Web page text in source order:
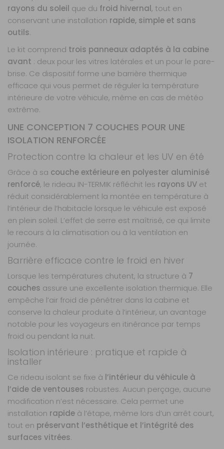
FORD TRANSIT
CUSTOM FORD
TOURNEO
Prix : 77,90 €TTC
Disponibilité :
Livraison à Domicile
DISPONIBLE EN LIVRAISON : EN STOCK
Retrait Magasin
DISPONIBLE IMMÉDIATEMENT
AJOUTER AU PANIER
Defender de
1983 à 2016
Référence :
Véhicule : LAND
DEFENDER
Année :-
Prix : 77,90 €
DISPONIBLE EN LIVRAISON : EN STOCK
Retrait Magasin
DISPONIBLE IMMÉDIATEMENT
DANS 1 MAGASIN(S)
AJOUTER AU PANIER
Ducato II
/Jumper de
1994 à 2006
750310
Véhicule :
DUCATO II
rayons du soleil que du froid hivernal, tout en
conservant une installation rapide, simple et sans
outils.
Le kit comprend trois panneaux adaptés à la cabine
avant : deux pour les vitres latérales et un pour le pare-
brise. Ce dispositif forme une barrière thermique
efficace qui vous permet de réguler la température
intérieure de votre véhicule, même en cas de météo
extrême.
UNE CONCEPTION 7 COUCHES POUR UNE
ISOLATION RENFORCÉE
Protection contre la chaleur et les UV en été
Grâce à sa couche extérieure en polyester aluminisé
renforcé, le rideau IN-TERMIK réfléchit les rayons UV et
réduit considérablement la montée en température à
l’intérieur de l’habitacle lorsque le véhicule est exposé
en plein soleil. L’effet de serre est maîtrisé, ce qui limite
le recours à la climatisation ou à la ventilation en
journée.
Barrière efficace contre le froid en hiver
Lorsque les températures chutent, la structure à 7
couches assure une excellente isolation thermique. Elle
empêche l’air froid de pénétrer dans la cabine et
conserve la chaleur produite à l’intérieur, un avantage
notable pour les voyageurs en itinérance par temps
froid ou pendant la nuit.
Isolation intérieure : pratique et rapide à
installer
Ce rideau isolant se fixe à l’intérieur du véhicule à
l’aide de ventouses robustes. Aucun perçage, aucune
modification n’est nécessaire. Cela permet une
installation rapide à l’étape, même lors d’un arrêt court,
tout en préservant l’esthétique et l’intégrité des
surfaces vitrées.